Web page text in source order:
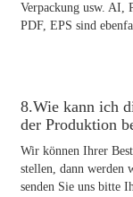
Verpackung usw. AI,
PDF, EPS sind
8.Wie kann ich
der Produktion
Wir können Ihrer
stellen, dann werden
senden Sie uns bitte